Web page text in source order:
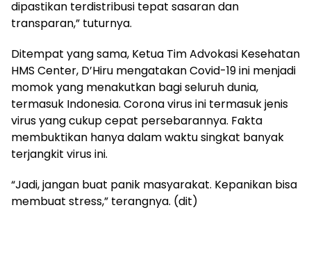
dipastikan terdistribusi tepat sasaran dan
transparan,” tuturnya.
Ditempat yang sama, Ketua Tim Advokasi Kesehatan
HMS Center, D’Hiru mengatakan Covid-19 ini menjadi
momok yang menakutkan bagi seluruh dunia,
termasuk Indonesia. Corona virus ini termasuk jenis
virus yang cukup cepat persebarannya. Fakta
membuktikan hanya dalam waktu singkat banyak
terjangkit virus ini.
“Jadi, jangan buat panik masyarakat. Kepanikan bisa
membuat stress,” terangnya. (dit)